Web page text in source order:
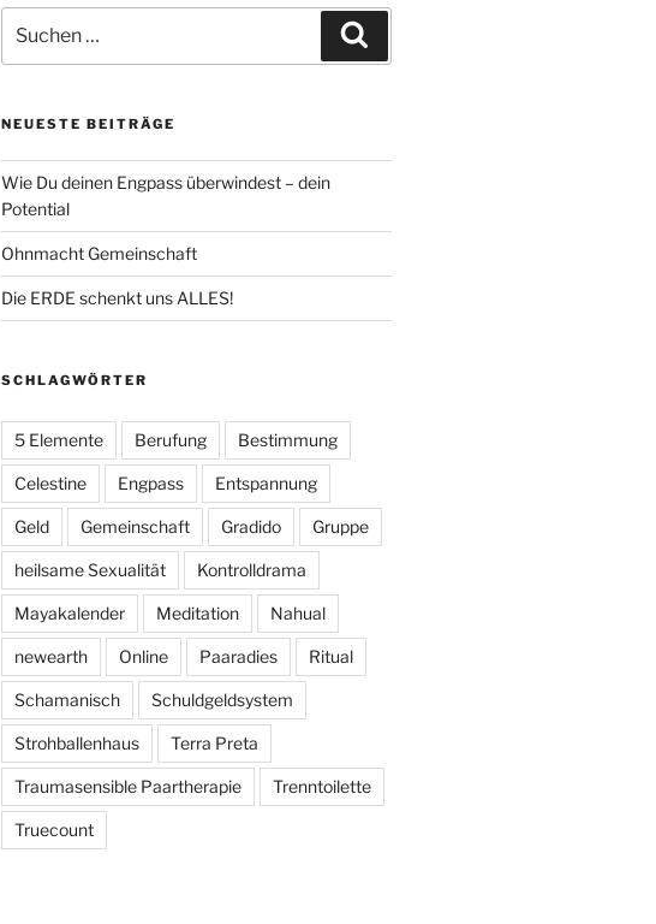
nach:
NEUESTE BEITRÄGE
Wie Du deinen Engpass überwindest – dein
Potential
Ohnmacht Gemeinschaft
Die ERDE schenkt uns ALLES!
SCHLAGWÖRTER
5 Elemente Berufung Bestimmung
Celestine Engpass Entspannung
Geld Gemeinschaft Gradido Gruppe
heilsame Sexualität Kontrolldrama
Mayakalender Meditation Nahual
newearth Online Paaradies Ritual
Schamanisch Schuldgeldsystem
Strohballenhaus Terra Preta
Traumasensible Paartherapie Trenntoilette
Truecount